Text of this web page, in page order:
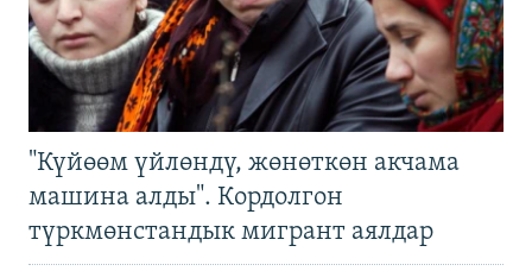
"Күйөөм үйлөндү, жөнөткөн акчама
машина алды". Кордолгон
түркмөнстандык мигрант аялдар